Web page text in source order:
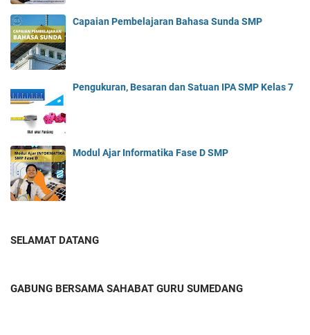
Capaian Pembelajaran Bahasa Sunda SMP
Pengukuran, Besaran dan Satuan IPA SMP Kelas 7
Modul Ajar Informatika Fase D SMP
SELAMAT DATANG
GABUNG BERSAMA SAHABAT GURU SUMEDANG